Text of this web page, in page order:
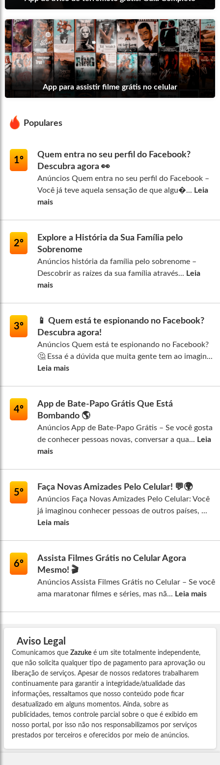
App para assistir filme grátis no celular
Populares
1º
Quem entra no seu perfil do Facebook?
Descubra agora 👀
Anúncios Quem entra no seu perfil do Facebook –
Você já teve aquela sensação de que algu�... Leia
mais
2º
Explore a História da Sua Família pelo
Sobrenome
Anúncios história da família pelo sobrenome –
Descobrir as raízes da sua família através... Leia
mais
3º
📱 Quem está te espionando no Facebook?
Descubra agora!
Anúncios Quem está te espionando no Facebook?
🤔 Essa é a dúvida que muita gente tem ao imagin...
Leia mais
4º
App de Bate-Papo Grátis Que Está
Bombando 🌎
Anúncios App de Bate-Papo Grátis – Se você gosta
de conhecer pessoas novas, conversar a qua... Leia
mais
5º
Faça Novas Amizades Pelo Celular! 💬🌍
Anúncios Faça Novas Amizades Pelo Celular: Você
já imaginou conhecer pessoas de outros países, ...
Leia mais
6º
Assista Filmes Grátis no Celular Agora
Mesmo! 🎬
Anúncios Assista Filmes Grátis no Celular – Se você
ama maratonar filmes e séries, mas nã... Leia mais
Aviso Legal
Comunicamos que Zazuke é um site totalmente independente,
que não solicita qualquer tipo de pagamento para aprovação ou
liberação de serviços. Apesar de nossos redatores trabalharem
continuamente para garantir a integridade/atualidade das
informações, ressaltamos que nosso conteúdo pode ficar
desatualizado em alguns momentos. Ainda, sobre as
publicidades, temos controle parcial sobre o que é exibido em
nosso portal, por isso não nos responsabilizamos por serviços
prestados por terceiros e oferecidos por meio de anúncios.